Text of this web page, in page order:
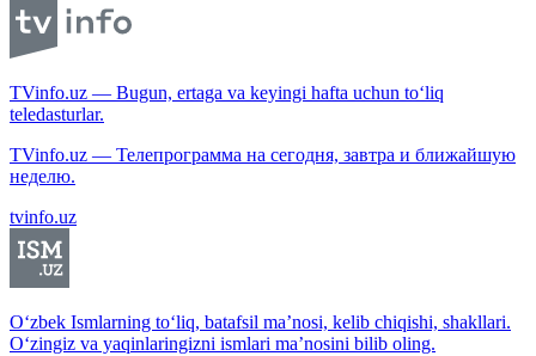
TVinfo.uz — Bugun, ertaga va keyingi hafta uchun to‘liq
teledasturlar.
TVinfo.uz — Телепрограмма на сегодня, завтра и ближайшую
неделю.
tvinfo.uz
O‘zbek Ismlarning to‘liq, batafsil ma’nosi, kelib chiqishi, shakllari.
O‘zingiz va yaqinlaringizni ismlari ma’nosini bilib oling.